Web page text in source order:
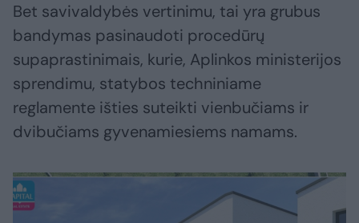
Bet savivaldybės vertinimu, tai yra grubus
bandymas pasinaudoti procedūrų
supaprastinimais, kurie, Aplinkos ministerijos
sprendimu, statybos techniniame
reglamente išties suteikti vienbučiams ir
dvibučiams gyvenamiesiems namams.